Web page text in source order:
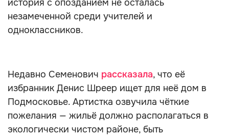
история с опозданием не осталась
незамеченной среди учителей и
одноклассников.
Недавно Семенович рассказала, что её
избранник Денис Шреер ищет для неё дом в
Подмосковье. Артистка озвучила чёткие
пожелания — жильё должно располагаться в
экологически чистом районе, быть